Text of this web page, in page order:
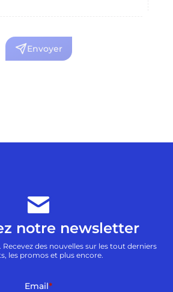
Envoyer
notre newsletter
Recevez des nouvelles sur les tout derniers
les promos et plus encore.
Email*